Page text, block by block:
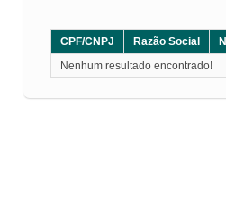
CPF/CNPJ Razão Social
Nenhum resultado encontrado!